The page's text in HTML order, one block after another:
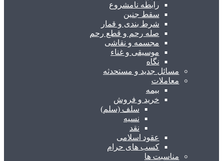
رابطه نامشروع
سقط جنین
شرط بندی و قمار
صله رحم و قطع رحم
مجسمه و نقاشی
موسیقی و غناء
نگاه
مسائل جدید و مستحدثه
معاملات
بیمه
خرید و فروش
سلف (سلم)
نسیه
نقد
عقود اسلامی
کسب های حرام
مناسبت ها